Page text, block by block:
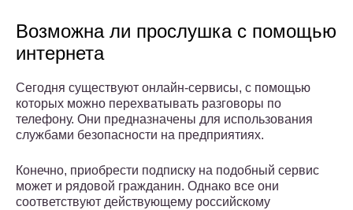
Возможна ли прослушка с помощью
интернета
Сегодня существуют онлайн-сервисы, с помощью
которых можно перехватывать разговоры по
телефону. Они предназначены для использования
службами безопасности на предприятиях.
Конечно, приобрести подписку на подобный сервис
может и рядовой гражданин. Однако все они
соответствуют действующему российскому